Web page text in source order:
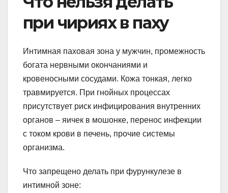
при чириях в паху
Интимная паховая зона у мужчин, промежность
богата нервными окончаниями и
кровеносными сосудами. Кожа тонкая, легко
травмируется. При гнойных процессах
присутствует риск инфицирования внутренних
органов – яичек в мошонке, перенос инфекции
с током крови в печень, прочие системы
организма.
Что запрещено делать при фурункулезе в
интимной зоне: